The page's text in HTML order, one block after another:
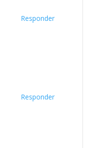
Responder
Responder